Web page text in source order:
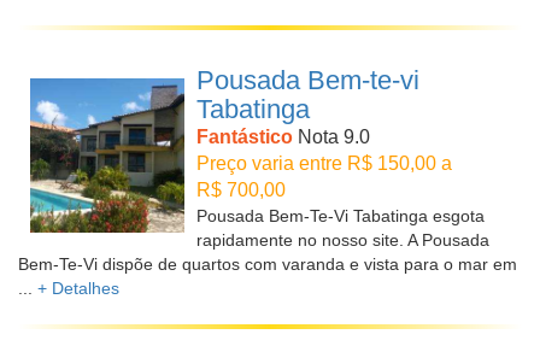
Pousada Bem-te-vi
Tabatinga
Fantástico Nota 9.0
Preço varia entre R$ 150,00 a
R$ 700,00
Pousada Bem-Te-Vi Tabatinga esgota
rapidamente no nosso site. A Pousada
Bem-Te-Vi dispõe de quartos com varanda e vista para o mar em
+ Detalhes